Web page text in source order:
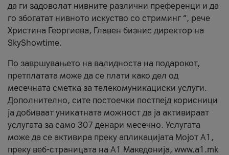
да ги задоволат нивните различни преференци и да
го збогатат нивното искуство со стриминг “, рече
Христина Георгиева, Главен бизнис директор на
SkyShowtime.
По завршувањето на валидноста на подарокот,
претплатата може да се плати како дел од
месечната сметка за телекомуникациски услуги.
Дополнително, сите постоечки постпејд корисници
ја добиваат уникатната можност да ја активираат
услугата за само 307 денари месечно. Услугата
може да се активира преку апликацијата Мојот A1,
преку веб-страницата на А1 Македонија, www.a1.mk